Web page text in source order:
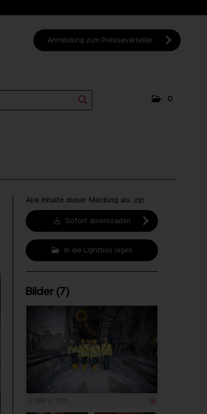
Anmeldung zum Presseverteiler
0
Alle Inhalte dieser Meldung als .zip:
Sofort downloaden
In die Lightbox legen
Bilder (7)
2 559 x 1 707